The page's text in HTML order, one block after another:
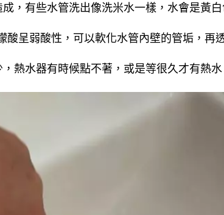
，有些水管洗出像洗米水一樣，水會是黃
呈弱酸性，可以軟化水管內壁的管垢，再
熱水器有時候點不著，或是等很久才有熱